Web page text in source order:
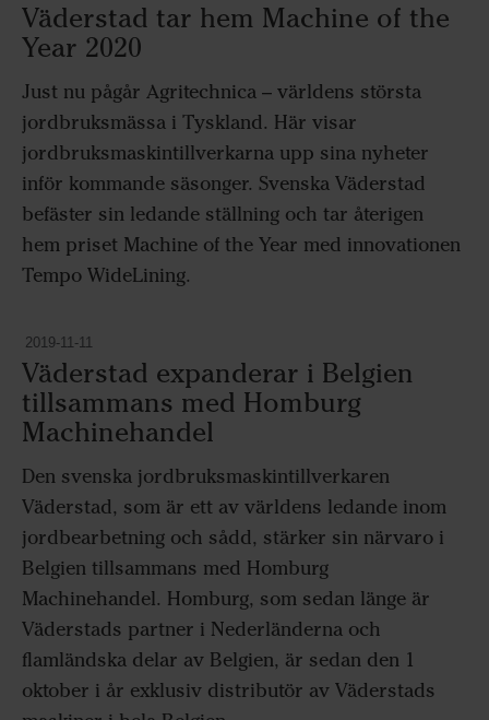
Väderstad tar hem Machine of the
Year 2020
Just nu pågår Agritechnica – världens största
jordbruksmässa i Tyskland. Här visar
jordbruksmaskintillverkarna upp sina nyheter
inför kommande säsonger. Svenska Väderstad
befäster sin ledande ställning och tar återigen
hem priset Machine of the Year med innovationen
Tempo WideLining.
2019-11-11
Väderstad expanderar i Belgien
tillsammans med Homburg
Machinehandel
Den svenska jordbruksmaskintillverkaren
Väderstad, som är ett av världens ledande inom
jordbearbetning och sådd, stärker sin närvaro i
Belgien tillsammans med Homburg
Machinehandel. Homburg, som sedan länge är
Väderstads partner i Nederländerna och
flamländska delar av Belgien, är sedan den 1
oktober i år exklusiv distributör av Väderstads